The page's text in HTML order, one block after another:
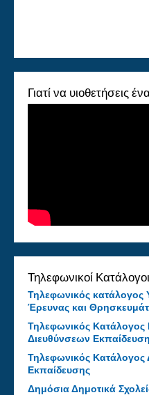
Γιατί να υιοθετήσεις
Τηλεφωνικοί Κατάλογοι
Τηλεφωνικός κατάλογος
Έρευνας και
Τηλεφωνικός Κατάλογος
Διευθύνσεων
Τηλεφωνικός
Εκπαίδευσης
Δημόσια Δημοτικά